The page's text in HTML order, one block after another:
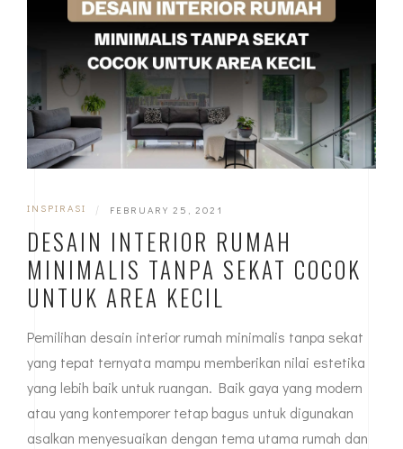
INSPIRASI | FEBRUARY 25, 2021
DESAIN INTERIOR RUMAH
MINIMALIS TANPA SEKAT COCOK
UNTUK AREA KECIL
Pemilihan desain interior rumah minimalis tanpa sekat
yang tepat ternyata mampu memberikan nilai estetika
yang lebih baik untuk ruangan. Baik gaya yang modern
atau yang kontemporer tetap bagus untuk digunakan
asalkan menyesuaikan dengan tema utama rumah dan